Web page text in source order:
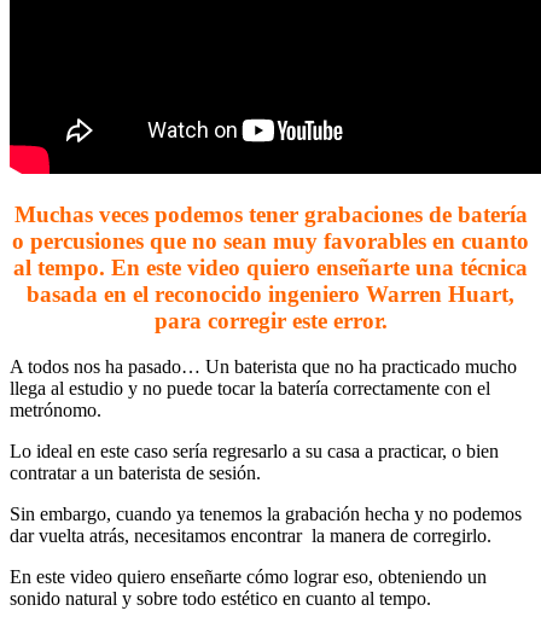
Muchas veces podemos tener grabaciones de batería
o percusiones que no sean muy favorables en cuanto
al tempo. En este video quiero enseñarte una técnica
basada en el reconocido ingeniero Warren Huart,
para corregir este error.
A todos nos ha pasado… Un baterista que no ha practicado mucho
llega al estudio y no puede tocar la batería correctamente con el
metrónomo.
Lo ideal en este caso sería regresarlo a su casa a practicar, o bien
contratar a un baterista de sesión.
Sin embargo, cuando ya tenemos la grabación hecha y no podemos
dar vuelta atrás, necesitamos encontrar la manera de corregirlo.
En este video quiero enseñarte cómo lograr eso, obteniendo un
sonido natural y sobre todo estético en cuanto al tempo.